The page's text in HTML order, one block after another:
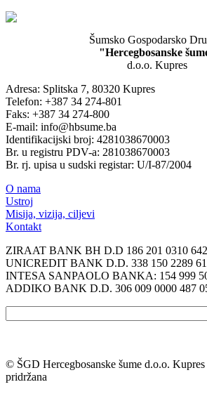
Šumsko Gospodarsko
"Hercegbosanske
d.o.o. Kupres
Adresa: Splitska 7, 80320 Kupres
Telefon: +387 34 274-801
Faks: +387 34 274-800
E-mail: info@hbsume.ba
Identifikacijski broj: 4281038670003
Br. u registru PDV-a: 281038670003
Br. rj. upisa u sudski registar: U/I-87/2004
O nama
Ustroj
Misija, vizija, ciljevi
Kontakt
ZIRAAT BANK BH D.D 186 201 0310
UNICREDIT BANK D.D. 338 150 2289
INTESA SANPAOLO BANKA: 154 999
ADDIKO BANK D.D. 306 009 0000 487
© ŠGD Hercegbosanske šume d.o.o.
pridržana